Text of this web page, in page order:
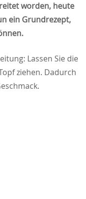
worden, heute
ein Grundrezept,
Lassen Sie die
ziehen. Dadurch